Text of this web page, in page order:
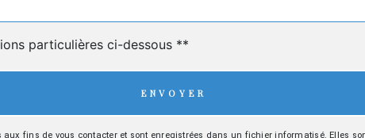
particulières ci-dessous **
ENVOYER
fins de vous contacter et sont enregistrées dans un fichier informatisé. Elles